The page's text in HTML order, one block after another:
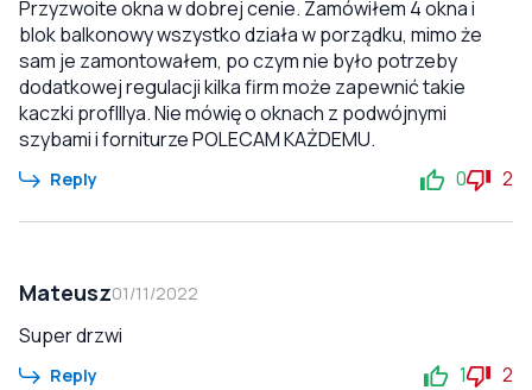
Przyzwoite okna w dobrej cenie. Zamówiłem 4 okna i
blok balkonowy wszystko działa w porządku, mimo że
sam je zamontowałem, po czym nie było potrzeby
dodatkowej regulacji kilka firm może zapewnić takie
kaczki profIllya. Nie mówię o oknach z podwójnymi
szybami i forniturze POLECAM KAŻDEMU.
Reply 0 2
Mateusz01/11/2022
Super drzwi
Reply 1 2